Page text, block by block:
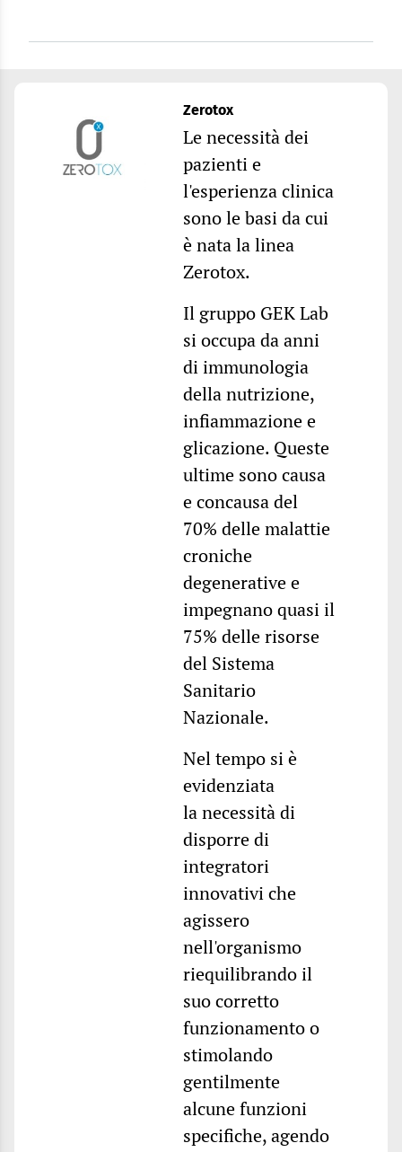
Zerotox
Le necessità dei
pazienti e
l'esperienza clinica
sono le basi da cui
è nata la linea
Zerotox.
Il gruppo GEK Lab
si occupa da anni
di immunologia
della nutrizione,
infiammazione e
glicazione. Queste
ultime sono causa
e concausa del
70% delle malattie
croniche
degenerative e
impegnano quasi il
75% delle risorse
del Sistema
Sanitario
Nazionale.
Nel tempo si è
evidenziata
la necessità di
disporre di
integratori
innovativi che
agissero
nell'organismo
riequilibrando il
suo corretto
funzionamento o
stimolando
gentilmente
alcune funzioni
specifiche, agendo